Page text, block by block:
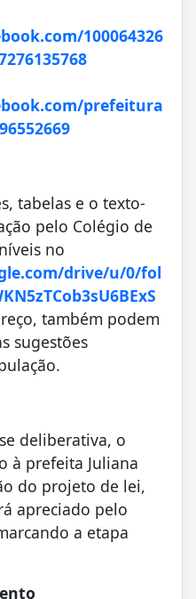
100064326
prefeitura
tabelas e o texto-
pelo Colégio de
no
drive/u/0/fol
também podem
sugestões
deliberativa, o
à prefeita Juliana
do projeto de lei,
apreciado pelo
a etapa